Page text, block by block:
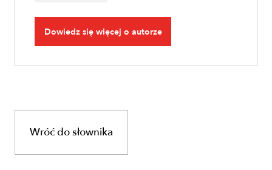
Dowiedz się więcej o autorze
Wróć do słownika